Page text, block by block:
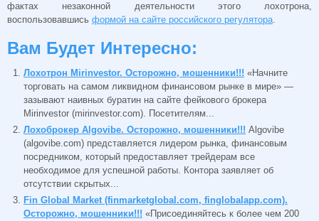
фактах незаконной деятельности этого лохотрона,
воспользовавшись формой на сайте российского регулятора.
Вам Будет Интересно:
Лохотрон Mirinvestor. Осторожно, мошенники!!! «Начните
торговать на самом ликвидном финансовом рынке в мире» —
зазывают наивных буратин на сайте фейкового брокера
Mirinvestor (mirinvestor.com). Посетителям...
Лохоброкер Algovibe. Осторожно, мошенники!!! Algovibe
(algovibe.com) представляется лидером рынка, финансовым
посредником, который предоставляет трейдерам все
необходимое для успешной работы. Контора заявляет об
отсутствии скрытых...
Fin Global Market (finmarketglobal.com, finglobalapp.com).
Осторожно, мошенники!!! «Присоединяйтесь к более чем 200